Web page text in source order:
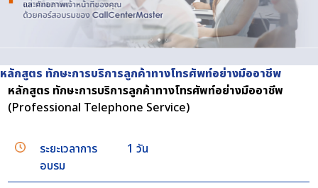
หลักสูตร ทักษะการบริการลูกค้าทางโทรศัพท์อย่างมืออาชีพ
หลักสูตร ทักษะการบริการลูกค้าทางโทรศัพท์อย่างมืออาชีพ
(Professional Telephone Service)
ระยะเวลาการ
อบรม
1 วัน